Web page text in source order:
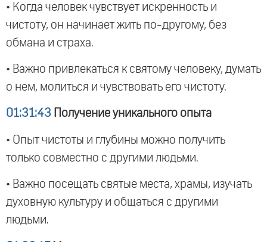
• Когда человек чувствует искренность и
чистоту, он начинает жить по-другому, без
обмана и страха.
• Важно привлекаться к святому человеку, думать
о нем, молиться и чувствовать его чистоту.
01:31:43 Получение уникального опыта
• Опыт чистоты и глубины можно получить
только совместно с другими людьми.
• Важно посещать святые места, храмы, изучать
духовную культуру и общаться с другими
людьми.